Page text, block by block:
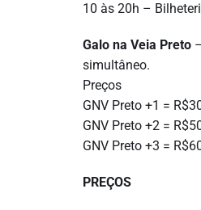
10 às 20h –
Galo na Veia Preto
simultâneo.
Preços
GNV Preto +1 =
GNV Preto +2 =
GNV Preto +3 =
PREÇOS